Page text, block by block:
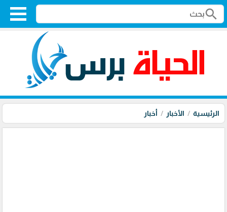
search
الرئيسية الأخبار أخبار